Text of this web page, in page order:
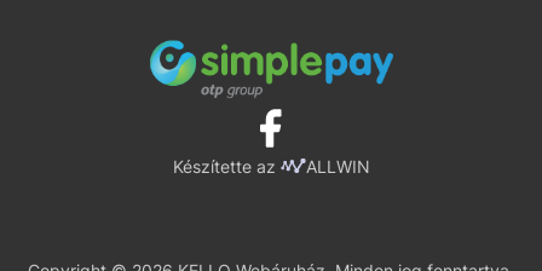
Készítette az ALLWIN